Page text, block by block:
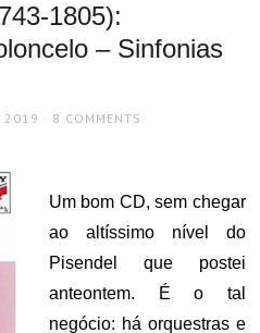
1805):
– Sinfonias
2019 8 COMMENTS
Um bom CD, sem chegar
ao altíssimo nível do
Pisendel que postei
anteontem. É o tal
negócio: há orquestras e